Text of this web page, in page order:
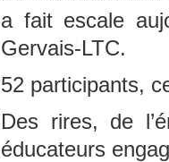
a fait escale
Gervais-LTC.
52 participants,
Des rires, de
éducateurs